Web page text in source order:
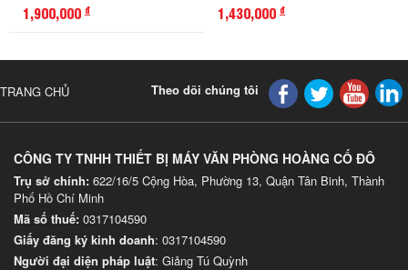
1,900,000 đ 1,430,000 đ
TRANG CHỦ Theo dõi chúng tôi
CÔNG TY TNHH THIẾT BỊ MÁY VĂN PHÒNG HOÀNG CỐ ĐÔ
Trụ sở chính: 622/16/5 Cộng Hòa, Phường 13, Quận Tân Binh, Thành
Phố Hồ Chí Minh
Mã số thuế: 0317104590
Giấy đăng ký kinh doanh: 0317104590
Người đại diện pháp luật: Giảng Tú Quỳnh